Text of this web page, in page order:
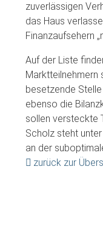
zuverlässigen
das Haus
Finanzaufsehern
Auf der Liste
Marktteilnehmern
besetzende
ebenso die
sollen versteckte
Scholz steht
an der
zurück zur